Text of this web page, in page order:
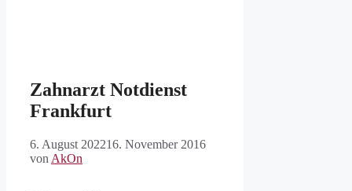
Zahnarzt Notdienst
Frankfurt
6. August 202216. November 2016
von AkOn